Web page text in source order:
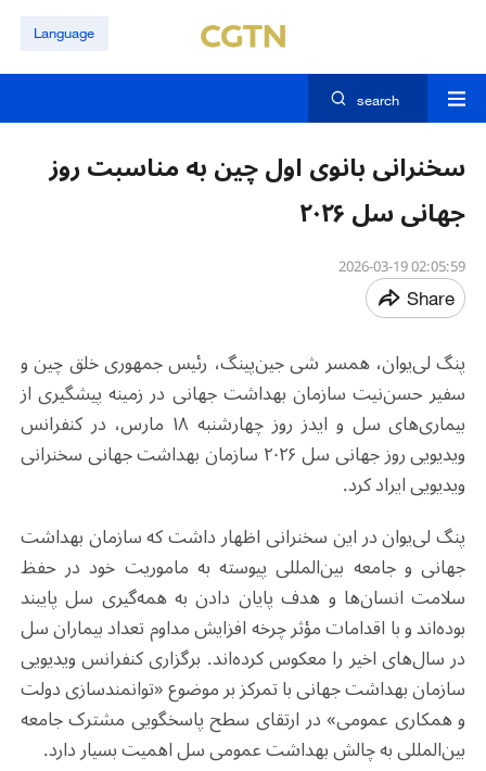
Language
search
سخنرانی بانوی اول چین به مناسبت روز
جهانی سل ۲۰۲۶
02:05:59 2026-03-19
Share
پنگ لی‌یوان، همسر شی جین‌پینگ، رئیس جمهوری خلق چین و
سفیر حسن‌‌نیت سازمان بهداشت جهانی در زمینه پیشگیری از
بیماری‌های سل و ایدز روز چهارشنبه ۱۸ مارس، در کنفرانس
ویدیویی روز جهانی سل ۲۰۲۶ سازمان بهداشت جهانی سخنرانی
ویدیویی ایراد کرد.
پنگ لی‌یوان در این سخنرانی اظهار داشت که سازمان بهداشت
جهانی و جامعه بین‌المللی پیوسته به ماموریت خود در حفظ
سلامت انسان‌ها و هدف پایان دادن به همه‌گیری سل پایبند
بوده‌اند و با اقدامات مؤثر چرخه افزایش مداوم تعداد بیماران سل
در سال‌های اخیر را معکوس کرده‌اند. برگزاری کنفرانس ویدیویی
سازمان بهداشت جهانی با تمرکز بر موضوع «توانمندسازی دولت
و همکاری عمومی» در ارتقای سطح پاسخگویی مشترک جامعه
بین‌المللی به چالش بهداشت عمومی سل اهمیت بسیار دارد.